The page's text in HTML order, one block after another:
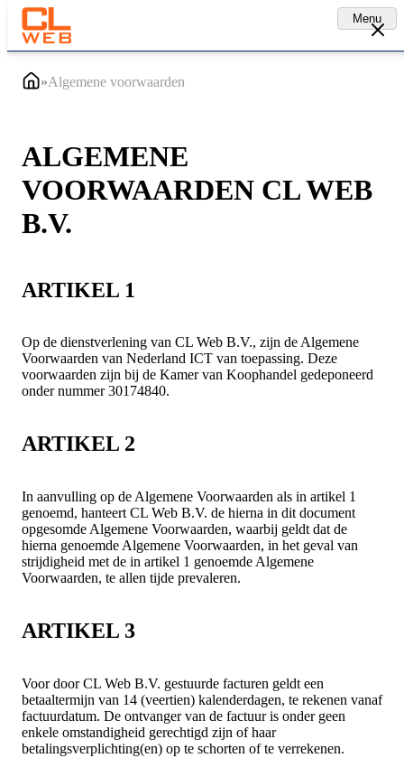
Menu
»Algemene voorwaarden
ALGEMENE
VOORWAARDEN CL WEB
B.V.
ARTIKEL 1
Op de dienstverlening van CL Web B.V., zijn de Algemene
Voorwaarden van Nederland ICT van toepassing. Deze
voorwaarden zijn bij de Kamer van Koophandel gedeponeerd
onder nummer 30174840.
ARTIKEL 2
In aanvulling op de Algemene Voorwaarden als in artikel 1
genoemd, hanteert CL Web B.V. de hierna in dit document
opgesomde Algemene Voorwaarden, waarbij geldt dat de
hierna genoemde Algemene Voorwaarden, in het geval van
strijdigheid met de in artikel 1 genoemde Algemene
Voorwaarden, te allen tijde prevaleren.
ARTIKEL 3
Voor door CL Web B.V. gestuurde facturen geldt een
betaaltermijn van 14 (veertien) kalenderdagen, te rekenen vanaf
factuurdatum. De ontvanger van de factuur is onder geen
enkele omstandigheid gerechtigd zijn of haar
betalingsverplichting(en) op te schorten of te verrekenen.